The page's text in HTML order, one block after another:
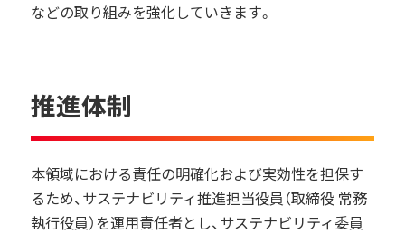
などの取り組みを強化していきます。
推進体制
本領域における責任の明確化および実効性を担保す
るため、サステナビリティ推進担当役員（取締役 常務
執行役員）を運用責任者とし、サステナビリティ委員